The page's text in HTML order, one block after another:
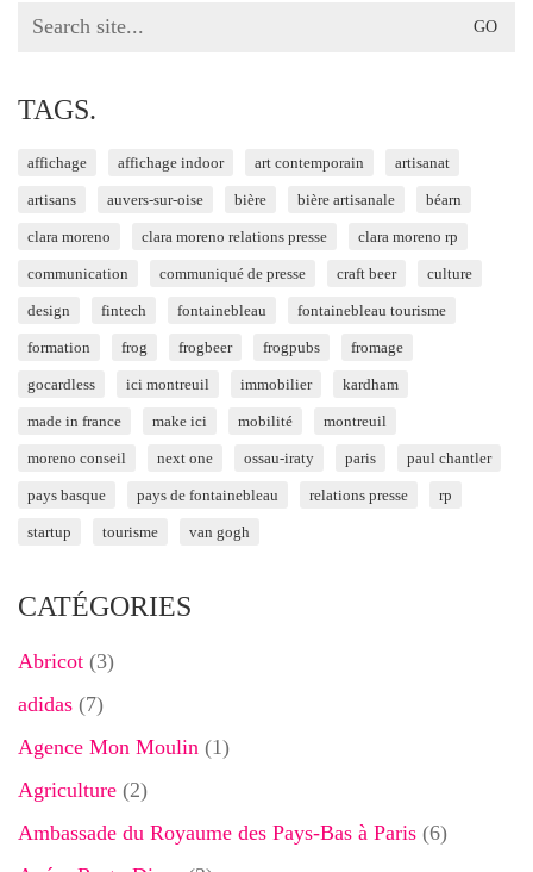
Search
TAGS.
affichage affichage indoor art contemporain artisanat
artisans auvers-sur-oise bière bière artisanale béarn
clara moreno clara moreno relations presse clara moreno rp
communication communiqué de presse craft beer culture
design fintech fontainebleau fontainebleau tourisme
formation frog frogbeer frogpubs fromage
gocardless ici montreuil immobilier kardham
made in france make ici mobilité montreuil
moreno conseil next one ossau-iraty paris paul chantler
pays basque pays de fontainebleau relations presse rp
startup tourisme van gogh
CATÉGORIES
Abricot (3)
adidas (7)
Agence Mon Moulin (1)
Agriculture (2)
Ambassade du Royaume des Pays-Bas à Paris (6)